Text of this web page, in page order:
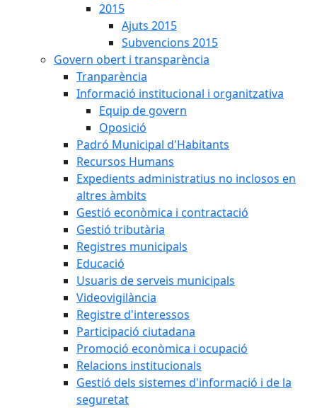
2015
Ajuts 2015
Subvencions 2015
Govern obert i transparència
Tranparència
Informació institucional i organitzativa
Equip de govern
Oposició
Padró Municipal d'Habitants
Recursos Humans
Expedients administratius no inclosos en
altres àmbits
Gestió econòmica i contractació
Gestió tributària
Registres municipals
Educació
Usuaris de serveis municipals
Videovigilància
Registre d'interessos
Participació ciutadana
Promoció econòmica i ocupació
Relacions institucionals
Gestió dels sistemes d'informació i de la
seguretat